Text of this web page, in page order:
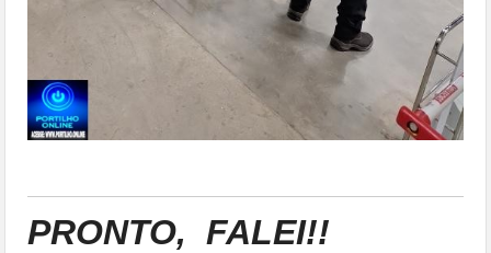
PRONTO, FALEI!!